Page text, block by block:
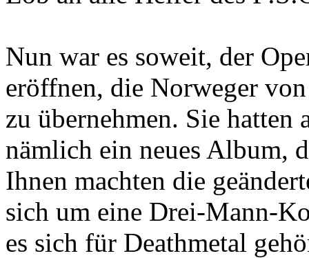
Nun war es soweit, der
eröffnen, die Norweger
zu übernehmen. Sie hatten
nämlich ein neues Album,
Ihnen machten die
sich um eine Drei-Mann-
es sich für Deathmetal